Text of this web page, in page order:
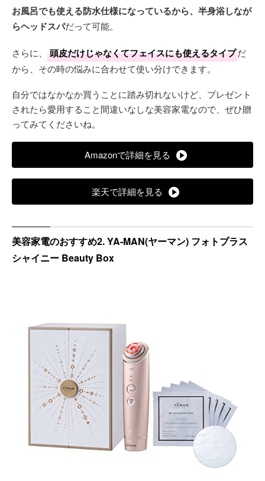
お風呂でも使える防水仕様になっているから、半身浴しなが
らヘッドスパだって可能。
さらに、 頭皮だけじゃなくてフェイスにも使えるタイプだ
から、その時の悩みに合わせて使い分けできます。
自分ではなかなか買うことに踏み切れないけど、プレゼント
されたら愛用すること間違いなしな美容家電なので、ぜひ贈
ってみてくださいね。
Amazonで詳細を見る
楽天で詳細を見る
美容家電のおすすめ2. YA-MAN(ヤーマン) フォトプラス
シャイニー Beauty Box